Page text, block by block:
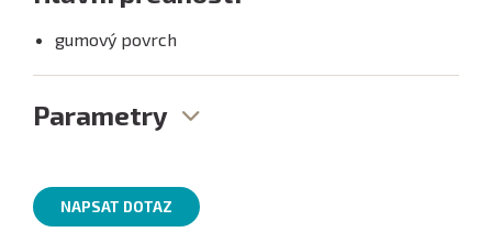
gumový povrch
Parametry
NAPSAT DOTAZ